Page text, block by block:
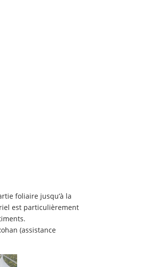
foliaire jusqu’à la
est particulièrement
(assistance